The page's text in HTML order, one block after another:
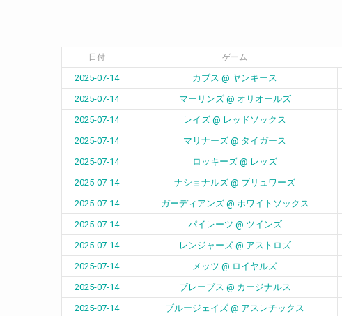
日付 ゲーム
2025-07-14 カブス @ ヤンキース
2025-07-14
マーリンズ @ オリオールズ
2025-07-14
レイズ @ レッドソックス
2025-07-14
マリナーズ @ タイガース
2025-07-14
ロッキーズ @ レッズ
2025-07-14
ナショナルズ @ ブリュワーズ
2025-07-14
ガーディアンズ @ ホワイトソックス
2025-07-14
パイレーツ @ ツインズ
2025-07-14
レンジャーズ @ アストロズ
2025-07-14
メッツ @ ロイヤルズ
2025-07-14
ブレーブス @ カージナルス
2025-07-14
ブルージェイズ @ アスレチックス